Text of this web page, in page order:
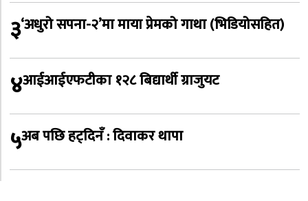
३‘अधुरो सपना-२’मा माया प्रेमको गाथा (भिडियोसहित)
४आईआईएफटीका १२८ बिद्यार्थी ग्राजुयट
५अब पछि हट्दिनँ : दिवाकर थापा